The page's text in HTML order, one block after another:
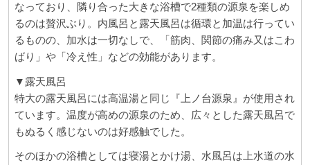
なっており、隣り合った大きな浴槽で2種類の源泉を楽しめ
るのは贅沢ぶり。内風呂と露天風呂は循環と加温は行ってい
るものの、加水は一切なしで、「筋肉、関節の痛み又はこわ
ばり」や「冷え性」などの効能があります。
▼露天風呂
特大の露天風呂には高温湯と同じ『上ノ台源泉』が使用され
ています。温度が高めの源泉のため、広々とした露天風呂で
もぬるく感じないのは好感触でした。
そのほかの浴槽としては寝湯とかけ湯、水風呂は上水道の水